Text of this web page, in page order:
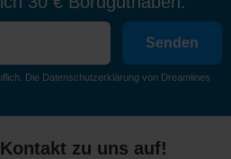
Senden
Die Datenschutzerklärung von Dreamlines
zu uns auf!